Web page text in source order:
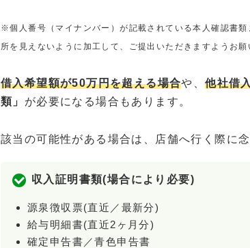
※個人番号（マイナンバー）が記載されている本人確認書
所を見えないように加工して、ご提出いただきますようお願
借入希望額が50万円を超える場合や、他社借
類」 が必要になる場合もあります。
該当の可能性がある場合は、店舗へ行く際に
収入証明書類(場合により必要)
源泉徴収票(直近／最新分)
給与明細書(直近2ヶ月分)
確定申告書／青色申告書